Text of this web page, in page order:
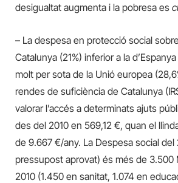
desigualtat augmenta i la pobresa es
– La despesa en protecció social
Catalunya (21%) inferior a la
molt per sota de la Unió europea
rendes de suficiència de Catalunya
valorar l’accés a determinats ajuts
des del 2010 en 569,12 €, quan el
de 9.667 €/any. La Despesa social del
pressupost aprovat) és més de 3.500
2010 (1.450 en sanitat, 1.074 en